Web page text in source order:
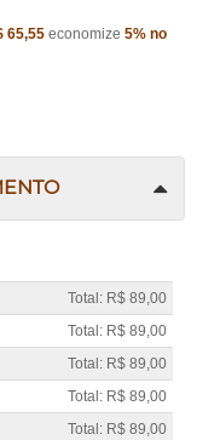
65,55 economize 5% no
Total: R$ 89,00
Total: R$ 89,00
Total: R$ 89,00
Total: R$ 89,00
Total: R$ 89,00